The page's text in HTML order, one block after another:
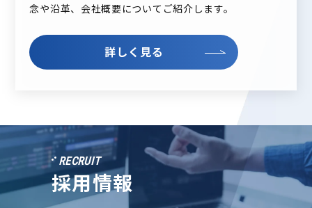
念や沿革、会社概要についてご紹介します。
詳しく見る
RECRUIT
採用情報